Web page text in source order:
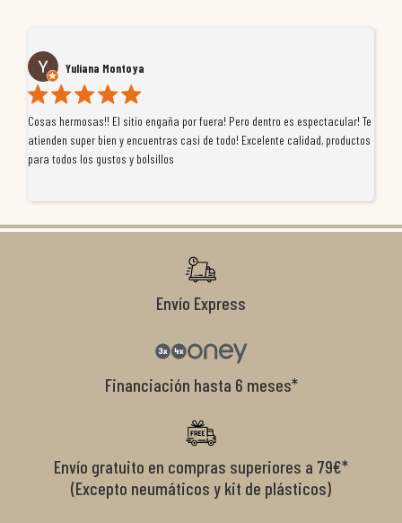
Yuliana Montoya
Cosas hermosas!! El sitio engaña por fuera! Pero dentro es espectacular! Te
atienden super bien y encuentras casi de todo! Excelente calidad, productos
para todos los gustos y bolsillos
Envío Express
Financiación hasta 6 meses*
Envío gratuito en compras superiores a 79€*
(Excepto neumáticos y kit de plásticos)